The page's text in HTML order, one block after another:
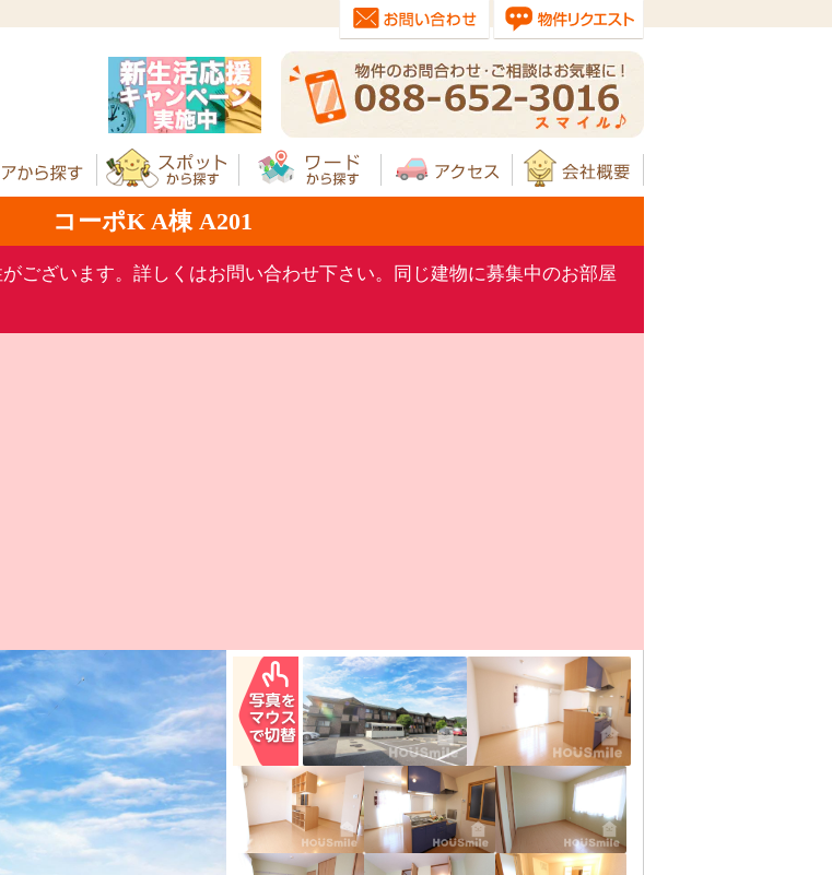
コーポK A棟 A201
ございます。詳しくはお問い合わせ下さい。同じ建物に募集中のお部屋